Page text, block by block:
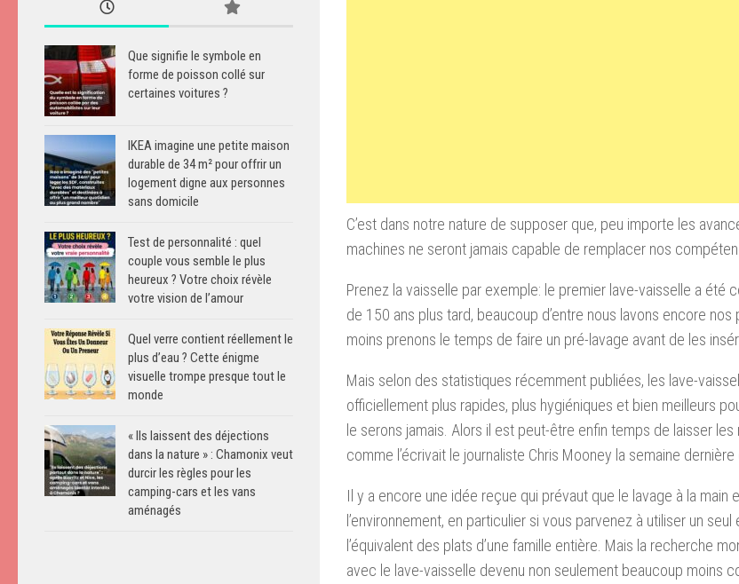
C’est dans notre nature de supposer que, peu importe les
machines ne seront jamais capable de remplacer nos
Prenez la vaisselle par exemple: le premier lave-vaisselle a été
de 150 ans plus tard, beaucoup d’entre nous lavons encore nos
moins prenons le temps de faire un pré-lavage avant de les
Mais selon des statistiques récemment publiées, les lave-
officiellement plus rapides, plus hygiéniques et bien meilleurs
le serons jamais. Alors il est peut-être enfin temps de laisser
comme l’écrivait le journaliste Chris Mooney la semaine
Il y a encore une idée reçue qui prévaut que le lavage à la main
l’environnement, en particulier si vous parvenez à utiliser un seul
l’équivalent des plats d’une famille entière. Mais la recherche
avec le lave-vaisselle devenu non seulement beaucoup moins
Que signifie le symbole en
forme de poisson collé sur
certaines voitures ?
IKEA imagine une petite maison
durable de 34 m² pour offrir un
logement digne aux personnes
sans domicile
Test de personnalité : quel
couple vous semble le plus
heureux ? Votre choix révèle
votre vision de l’amour
Quel verre contient réellement le
plus d’eau ? Cette énigme
visuelle trompe presque tout le
monde
« Ils laissent des déjections
dans la nature » : Chamonix veut
durcir les règles pour les
camping-cars et les vans
aménagés